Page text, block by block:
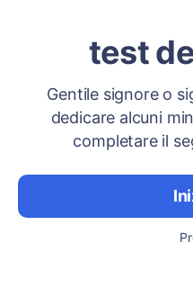
test
Gentile signore o
dedicare alcuni
completare il